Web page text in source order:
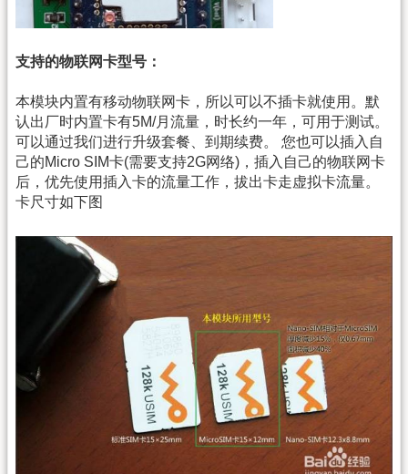
支持的物联网卡型号：
本模块内置有移动物联网卡，所以可以不插卡就使用。默
认出厂时内置卡有5M/月流量，时长约一年，可用于测试。
可以通过我们进行升级套餐、到期续费。 您也可以插入自
己的Micro SIM卡(需要支持2G网络)，插入自己的物联网卡
后，优先使用插入卡的流量工作，拔出卡走虚拟卡流量。
卡尺寸如下图